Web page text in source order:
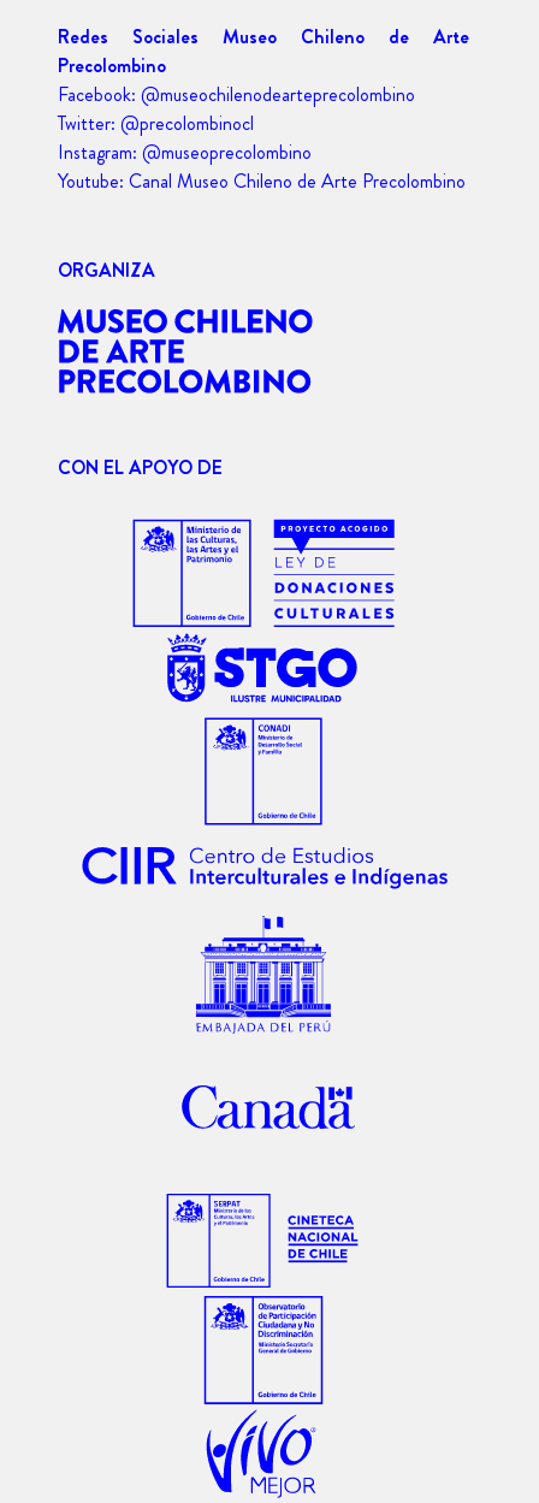
Redes Sociales Museo Chileno de Arte
Precolombino
Facebook: @museochilenodearteprecolombino
Twitter: @precolombinocl
Instagram: @museoprecolombino
Youtube: Canal Museo Chileno de Arte Precolombino
ORGANIZA
CON EL APOYO DE